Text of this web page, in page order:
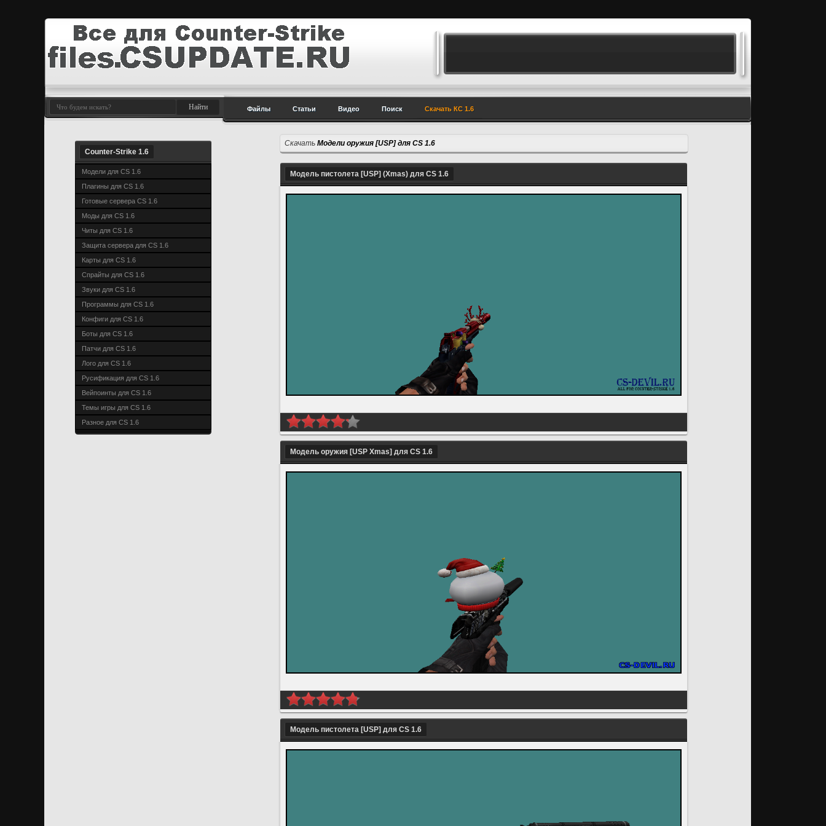
Файлы Статьи Видео Поиск Скачать КС 1.6
Counter-Strike 1.6
Модели для CS 1.6
Плагины для CS 1.6
Готовые сервера CS 1.6
Моды для CS 1.6
Читы для CS 1.6
Защита сервера для CS 1.6
Карты для CS 1.6
Спрайты для CS 1.6
Звуки для CS 1.6
Программы для CS 1.6
Конфиги для CS 1.6
Боты для CS 1.6
Патчи для CS 1.6
Лого для CS 1.6
Русификация для CS 1.6
Вейпоинты для CS 1.6
Темы игры для CS 1.6
Разное для CS 1.6
Скачать Модели оружия [USP] для CS 1.6
Модель пистолета [USP] (Xmas) для CS 1.6
Модель оружия [USP Xmas] для CS 1.6
Модель пистолета [USP] для CS 1.6